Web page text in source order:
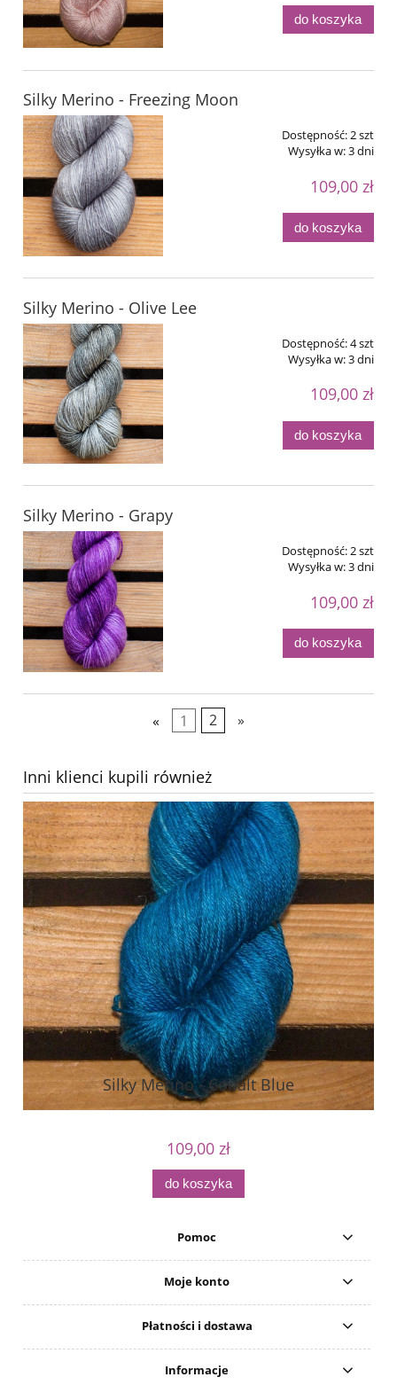
do koszyka
Silky Merino - Freezing Moon
Dostępność:2 szt
Wysyłka w:3 dni
109,00 zł
do koszyka
Silky Merino - Olive Lee
Dostępność:4 szt
Wysyłka w:3 dni
109,00 zł
do koszyka
Silky Merino - Grapy
Dostępność:2 szt
Wysyłka w:3 dni
109,00 zł
do koszyka
« 1 2 »
Inni klienci kupili również
Silky Merino - Cobalt Blue
109,00 zł
do koszyka
Pomoc
Moje konto
Płatności i dostawa
Informacje